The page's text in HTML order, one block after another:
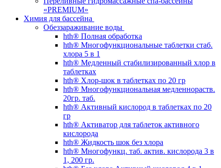
«PREMIUM»
Химия для бассейна
Обеззараживание воды
hth® Полная обработка
hth® Многофункциональные таблетки стаб.
хлора 5 в 1
hth® Медленный стабилизированный хлор в
таблетках
hth® Хлор-шок в таблетках по 20 гр
hth® Многофункциональная медленнораств.
20гр. таб.
hth® Активный кислород в таблетках по 20
гр
hth® Активатор для таблеток активного
кислорода
hth® Жидкость шок без хлора
hth® Многофункц. таб. актив. кислорода 3 в
1, 200 гр.